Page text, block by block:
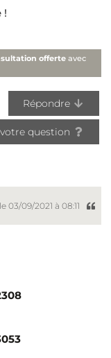
!
offerte avec
Répondre
question
le 03/09/2021 à 08:11